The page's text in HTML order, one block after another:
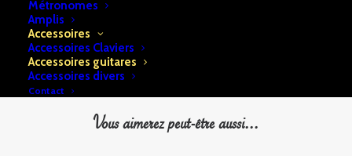
Métronomes
Amplis
Accessoires
Accessoires Claviers
Accessoires guitares
Accessoires divers
Contact
Vous aimerez peut-être aussi...